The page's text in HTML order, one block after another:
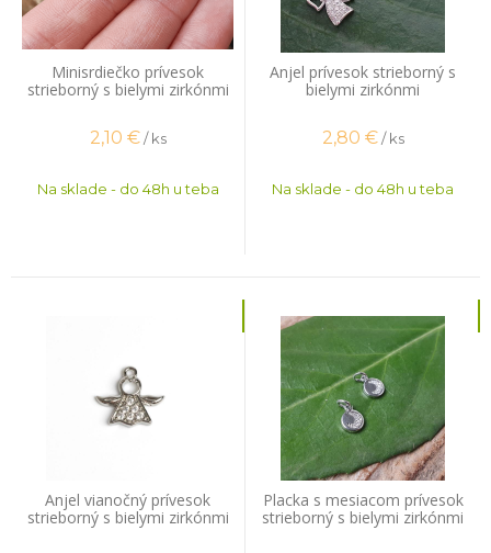
Minisrdiečko prívesok
strieborný s bielymi zirkónmi
2,10 € / ks
Na sklade - do 48h u teba
Anjel prívesok strieborný s
bielymi zirkónmi
2,80 € / ks
Na sklade - do 48h u teba
Anjel vianočný prívesok
strieborný s bielymi zirkónmi
Placka s mesiacom prívesok
strieborný s bielymi zirkónmi